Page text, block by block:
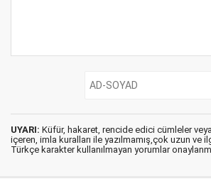
UYARI: Küfür, hakaret, rencide edici cümleler
içeren, imla kuralları ile yazılmamış,çok uzun ve
Türkçe karakter kullanılmayan yorumlar